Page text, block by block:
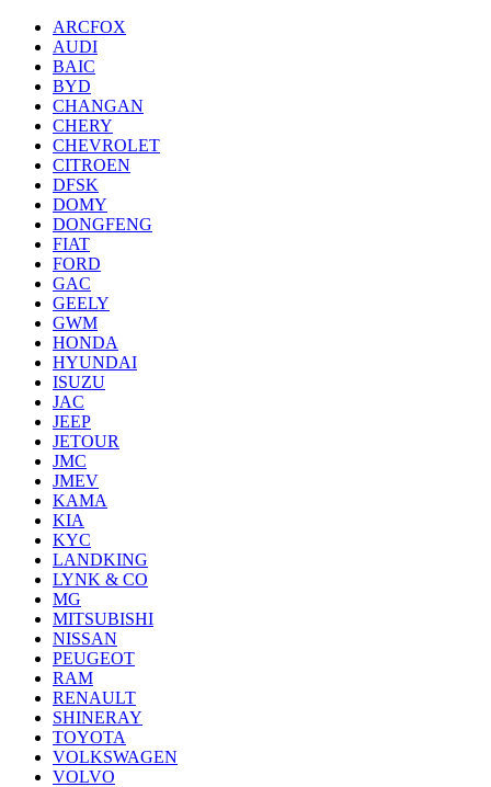
ARCFOX
AUDI
BAIC
BYD
CHANGAN
CHERY
CHEVROLET
CITROEN
DFSK
DOMY
DONGFENG
FIAT
FORD
GAC
GEELY
GWM
HONDA
HYUNDAI
ISUZU
JAC
JEEP
JETOUR
JMC
JMEV
KAMA
KIA
KYC
LANDKING
LYNK & CO
MG
MITSUBISHI
NISSAN
PEUGEOT
RAM
RENAULT
SHINERAY
TOYOTA
VOLKSWAGEN
VOLVO